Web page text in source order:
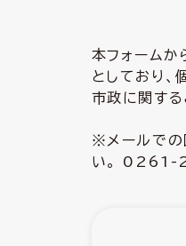
本フォームか
としており
市政に関する
※メールでの
い。